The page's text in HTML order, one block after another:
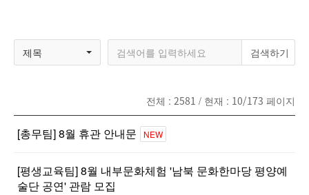
제목
전체 : 2581 / 현재 : 10/173 페이지
[총무팀] 8월 휴관 안내문 NEW
[평생교육팀] 8월 내부문화체험 '남북 문화한마당 평양예
술단 공연' 관람 모집